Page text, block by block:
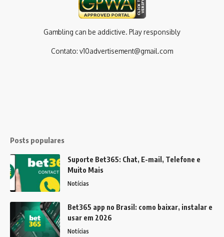
Gambling can be addictive. Play responsibly
Contato: v10advertisement@gmail.com
Posts populares
Suporte Bet365: Chat, E-mail, Telefone e
Muito Mais
Notícias
Bet365 app no Brasil: como baixar, instalar e
usar em 2026
Notícias